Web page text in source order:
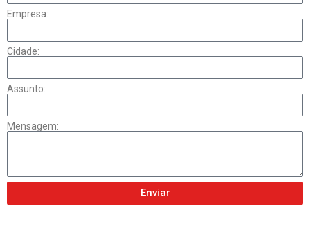
Empresa:
Cidade:
Assunto:
Mensagem:
Enviar